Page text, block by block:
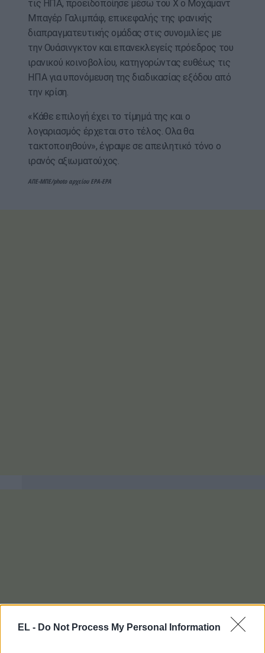
EL - Do Not Process My Personal Information
τις ΗΠΑ, προειδοποίησε μέσω του Χ ο Μοχάμαντ
Μπαγέρ Γαλιμπάφ, επικεφαλής της ιρανικής
διαπραγματευτικής ομάδας στις συνομιλίες με
την Ουάσινγκτον και επανεκλεγείς πρόεδρος του
ιρανικού κοινοβολίου, κατηγορώντας ευθέως τις
ΗΠΑ για υπονόμευση της διαδικασίας εξόδου από
την κρίση.
«Κάθε επιλογή έχει το τίμημά της και ο
λογαριασμός έρχεται στο τέλος. Ολα θα
τακτοποιηθούν», έγραψε σε απειλητικό τόνο ο
ιρανός αξιωματούχος.
ΑΠΕ-ΜΠΕ/photo αρχείου EPA-EPA